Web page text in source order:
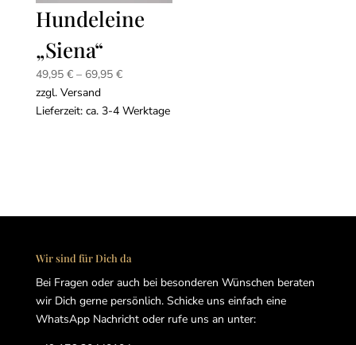
Hundeleine
„Siena“
49,95 € – 69,95 €Preisspanne:
bis
zzgl. Versand
Lieferzeit: ca. 3-4 Werktage
Wir sind für Dich da
Bei Fragen oder auch bei besonderen Wünschen beraten
wir Dich gerne persönlich. Schicke uns einfach eine
WhatsApp Nachricht oder rufe uns an unter: